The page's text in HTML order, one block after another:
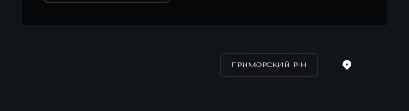
ПРИМОРСКИЙ Р-Н